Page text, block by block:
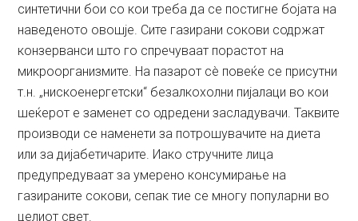
синтетични бои со кои треба да се постигне бојата на
наведеното овошје. Сите газирани сокови содржат
конзерванси што го спречуваат порастот на
микроорганизмите. На пазарот сè повеќе се присутни
т.н. „нискоенергетски“ безалкохолни пијалаци во кои
шеќерот е заменет со одредени засладувачи. Таквите
производи се наменети за потрошувачите на диета
или за дијабетичарите. Иако стручните лица
предупредуваат за умерено консумирање на
газираните сокови, сепак тие се многу популарни во
целиот свет.